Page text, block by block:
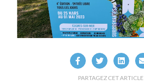
PARTAGEZ CET ARTICLE